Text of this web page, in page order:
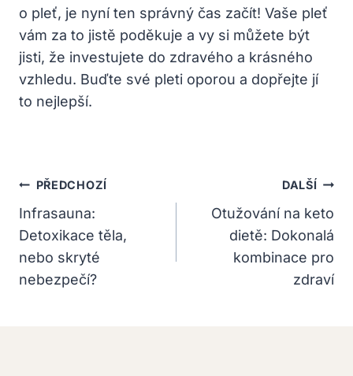
o pleť, je nyní‌ ten správný čas⁤ začít! ⁣Vaše pleť
⁤vám za to jistě poděkuje a vy si můžete být
‍jisti,‌ že investujete do ‌zdravého a⁤ krásného
vzhledu. Buďte své pleti oporou a ‍dopřejte jí
to⁤ nejlepší.
Navigace
Pro
Příspěvek
PŘEDCHOZÍ
Infrasauna:
Detoxikace těla,
nebo skryté
nebezpečí?
DALŠÍ
Otužování na keto
dietě: Dokonalá
kombinace pro
zdraví